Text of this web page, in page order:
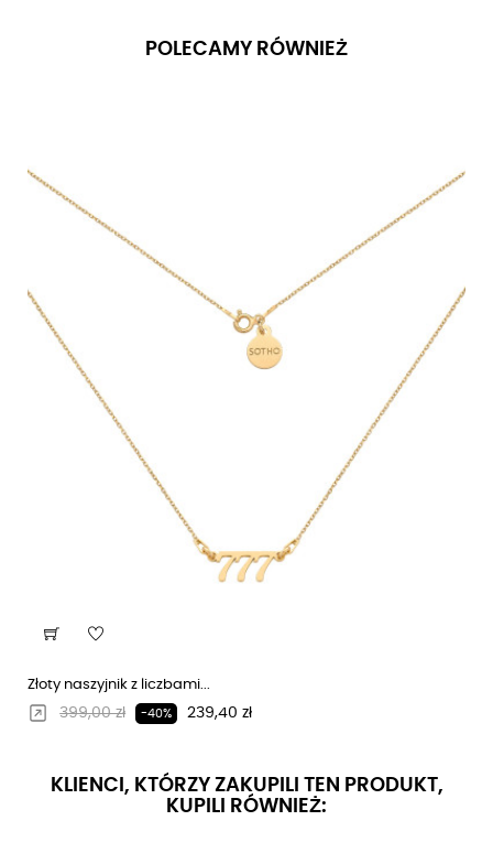
POLECAMY RÓWNIEŻ
Złoty naszyjnik z liczbami...
Regularna cena
399,00 zł -40% Cena
239,40 zł
KLIENCI, KTÓRZY ZAKUPILI TEN PRODUKT,
KUPILI RÓWNIEŻ: